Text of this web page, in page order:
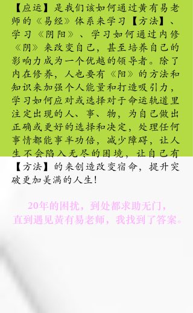
【应运】是我们该如何通过黃有易老
师的《易经》体系来学习【方法】、
学习《阴阳》、学习如何通过内修
《阴》来改变自己，甚至培养自己的
影响力成为一个优越的领导者。除了
内在修养，人也要有《阳》的方法和
知识来加强个人能量和打造吸引力，
学习如何应对或选择对于命运轨道里
注定出现的人、事、物，为自己做出
正确或更好的选择和决定，处理任何
事情都能事半功倍，减少障碍，让人
生不会陷入无尽的困境，让自己有
【方法】的来创造改变宿命，提升突
破更加美满的人生！
20年的困扰，到处都求助无门，
直到遇见黃有易老师，我找到了答案。